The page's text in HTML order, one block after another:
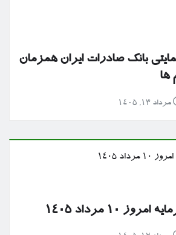
بانک صادرات ایران همزمان
ها
مرداد ۱۳, ۱۴۰۵
۱۰ مرداد ۱۴۰۵